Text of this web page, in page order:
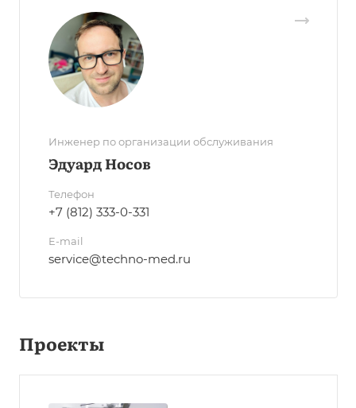
Инженер по организации обслуживания
Эдуард Носов
Телефон
+7 (812) 333-0-331
E-mail
service@techno-med.ru
Проекты